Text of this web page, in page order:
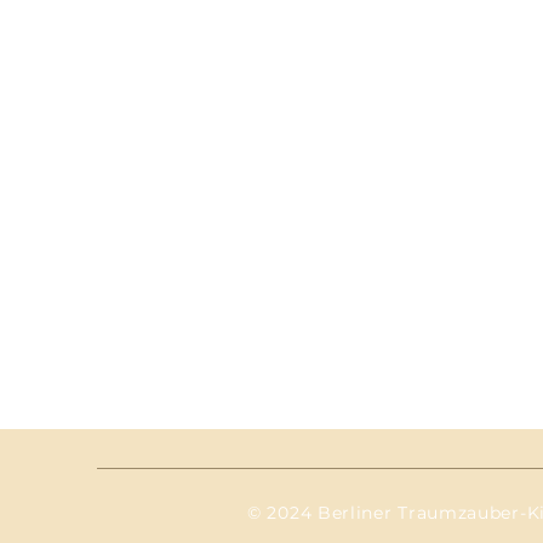
© 2024 Berliner Traumzauber-